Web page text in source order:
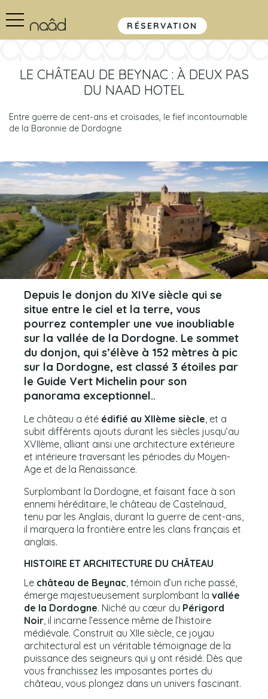
RÉSERVATION
LE CHÂTEAU DE BEYNAC : À DEUX PAS
DU NAAD HOTEL
Entre guerre de cent-ans et croisades, le fief incontournable
de la Baronnie de Dordogne
Depuis le donjon du XIVe siècle qui se
situe entre le ciel et la terre, vous
pourrez contempler une vue inoubliable
sur la vallée de la Dordogne. Le sommet
du donjon, qui s’élève à 152 mètres à pic
sur la Dordogne, est classé 3 étoiles par
le Guide Vert Michelin pour son
panorama exceptionnel..
Le château a été édifié au XIIème siècle , et a
subit différents ajouts durant les siècles jusqu’au
XVIIème, alliant ainsi une architecture extérieure
et intérieure traversant les périodes du Moyen-
Age et de la Renaissance.
Surplombant la Dordogne, et faisant face à son
ennemi héréditaire, le château de Castelnaud,
tenu par les Anglais, durant la guerre de cent-ans,
il marquera la frontière entre les clans français et
anglais.
HISTOIRE ET ARCHITECTURE DU CHÂTEAU
Le château de Beynac, témoin d’un riche passé,
émerge majestueusement surplombant la vallée
de la Dordogne. Niché au cœur du Périgord
Noir, il incarne l’essence même de l’histoire
médiévale. Construit au XIIe siècle, ce joyau
architectural est un véritable témoignage de la
puissance des seigneurs qui y ont résidé. Dès que
vous franchissez les imposantes portes du
château, vous plongez dans un univers fascinant.